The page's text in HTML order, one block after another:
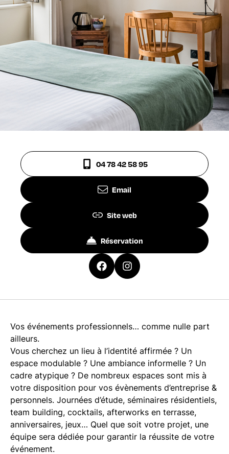
04 78 42 58 95
Email
Site web
Réservation
Vos événements professionnels… comme nulle part
ailleurs.
Vous cherchez un lieu à l’identité affirmée ? Un
espace modulable ? Une ambiance informelle ? Un
cadre atypique ? De nombreux espaces sont mis à
votre disposition pour vos évènements d’entreprise &
personnels. Journées d’étude, séminaires résidentiels,
team building, cocktails, afterworks en terrasse,
anniversaires, jeux… Quel que soit votre projet, une
équipe sera dédiée pour garantir la réussite de votre
événement.